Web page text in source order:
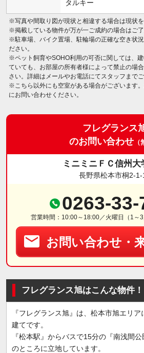
タルキー
※写真や間取り図が現状と相違する場合は現状を
※掲載している物件が万が一ご成約の場合はご了
※駐車場、バイク置場、駐輪場の正確な空き状
ださい。
※ペット飼育やSOHO利用の可否に関しては、
ていても、お部屋の所有者様によって禁止の場
さい。詳細はメールやお電話にてスタッフまでご
※こちら以外にも空室がある場合がございます
にお問い合わせください。
フレグランス
のお問い合わせ （
ミニミニＦＣ信州大
長野県松本市桐2-1-
0263-33-
営業時間：10:00～18:00／火曜日（1～3
お問い合わせ・
フレグランス旭はこんな物件！
『フレグランス旭』は、松本市旭エリ
建てです。
『松本駅』からバスで15分の『南浅間
のところに立地しています。